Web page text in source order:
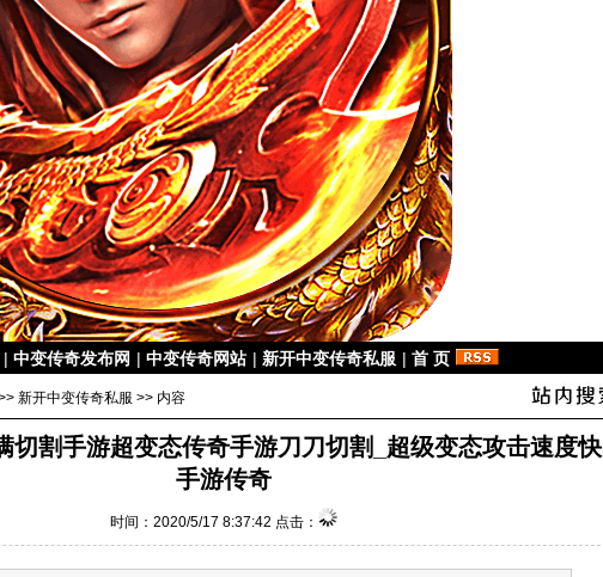
| 中变传奇发布网 | 中变传奇网站 | 新开中变传奇私服 | 首 页
新开中变传奇私服 >> 内容
切割手游超变态传奇手游刀刀切割_超级变态攻击速度快
手游传奇
时间：2020/5/17 8:37:42 点击：